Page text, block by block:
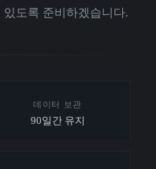
도록 준비하겠습니다.
데이터 보관
90일간 유지